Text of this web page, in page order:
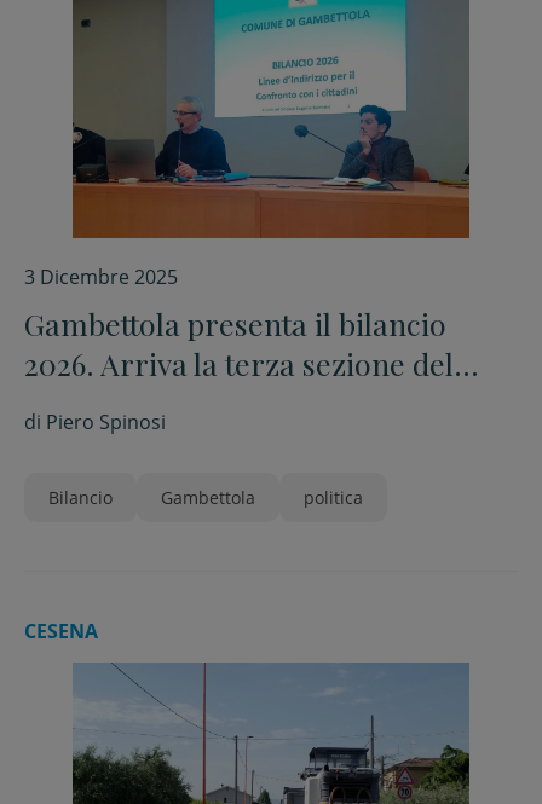
3 Dicembre 2025
Gambettola presenta il bilancio
2026. Arriva la terza sezione del
Nido
di Piero Spinosi
Bilancio Gambettola politica
CESENA